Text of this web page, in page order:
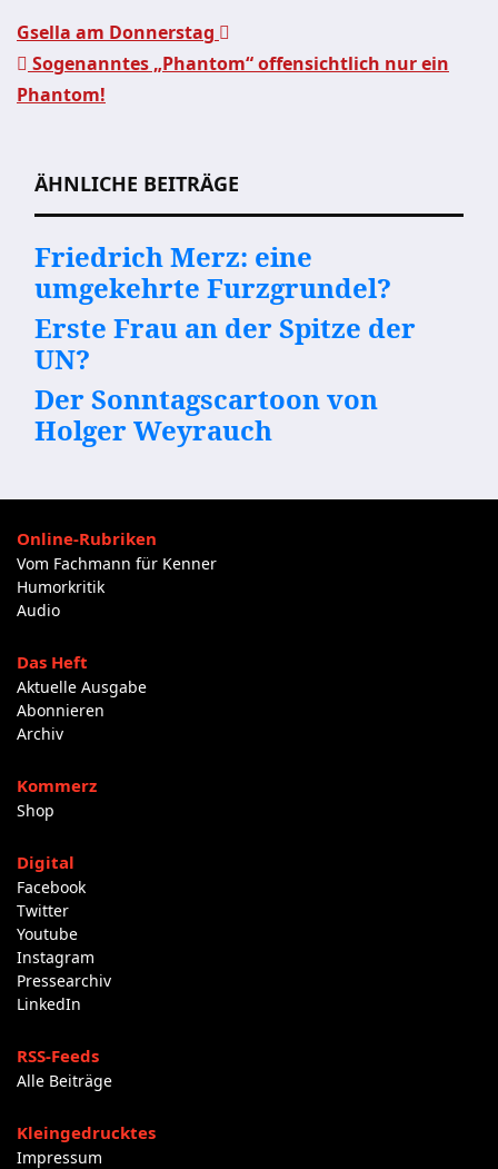
Beitragsnavigation
Gsella am Donnerstag
Sogenanntes „Phantom“ offensichtlich nur ein
Phantom!
ÄHNLICHE BEITRÄGE
Friedrich Merz: eine
umgekehrte Furzgrundel?
Erste Frau an der Spitze der
UN?
Der Sonntagscartoon von
Holger Weyrauch
Online-Rubriken
Vom Fachmann für Kenner
Humorkritik
Audio
Das Heft
Aktuelle Ausgabe
Abonnieren
Archiv
Kommerz
Shop
Digital
Facebook
Twitter
Youtube
Instagram
Pressearchiv
LinkedIn
RSS-Feeds
Alle Beiträge
Kleingedrucktes
Impressum